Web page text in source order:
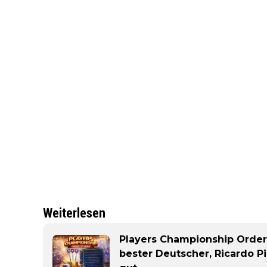
Weiterlesen
Players Championship
bester Deutscher, Ricardo